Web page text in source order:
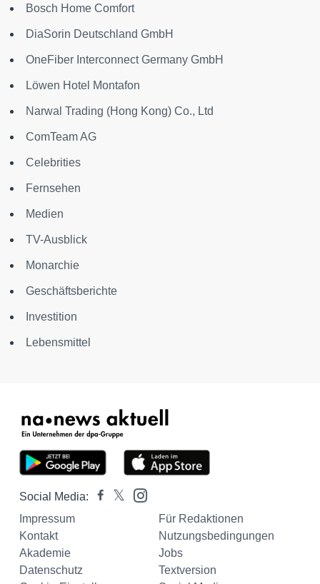
Bosch Home Comfort
DiaSorin Deutschland GmbH
OneFiber Interconnect Germany GmbH
Löwen Hotel Montafon
Narwal Trading (Hong Kong) Co., Ltd
ComTeam AG
Celebrities
Fernsehen
Medien
TV-Ausblick
Monarchie
Geschäftsberichte
Investition
Lebensmittel
Social Media:
Impressum
Für Redaktionen
Kontakt
Nutzungsbedingungen
Akademie
Jobs
Datenschutz
Textversion